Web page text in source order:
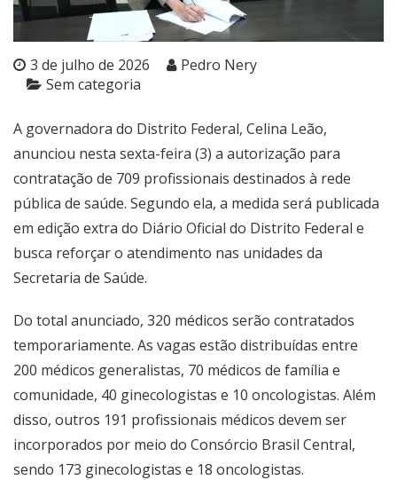
3 de julho de 2026
Pedro Nery
Sem categoria
A governadora do Distrito Federal, Celina Leão,
anunciou nesta sexta-feira (3) a autorização para
contratação de 709 profissionais destinados à rede
pública de saúde. Segundo ela, a medida será publicada
em edição extra do Diário Oficial do Distrito Federal e
busca reforçar o atendimento nas unidades da
Secretaria de Saúde.
Do total anunciado, 320 médicos serão contratados
temporariamente. As vagas estão distribuídas entre
200 médicos generalistas, 70 médicos de família e
comunidade, 40 ginecologistas e 10 oncologistas. Além
disso, outros 191 profissionais médicos devem ser
incorporados por meio do Consórcio Brasil Central,
sendo 173 ginecologistas e 18 oncologistas.